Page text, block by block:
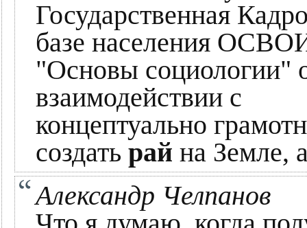
Государственная
базе населения
"Основы
взаимодействии с
концептуально
создать рай на Земле,
Александр Челпанов